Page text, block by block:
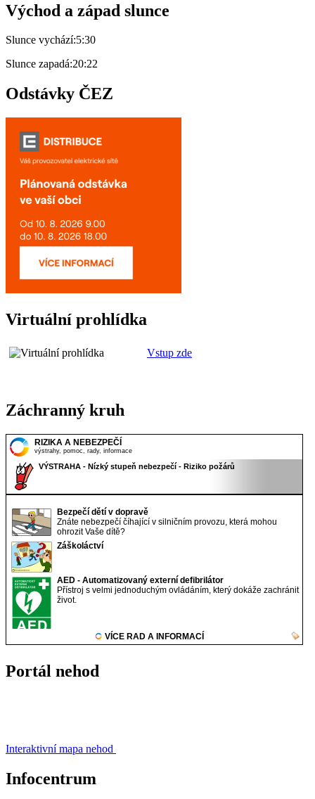
Východ a západ slunce
Slunce vychází:5:30
Slunce zapadá:20:22
Odstávky ČEZ
Virtuální prohlídka
Vstup zde
Záchranný kruh
Portál nehod
Interaktivní mapa nehod
Infocentrum